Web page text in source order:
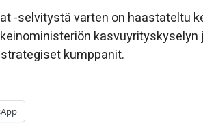
-selvitystä varten on haastateltu
kumppanit.